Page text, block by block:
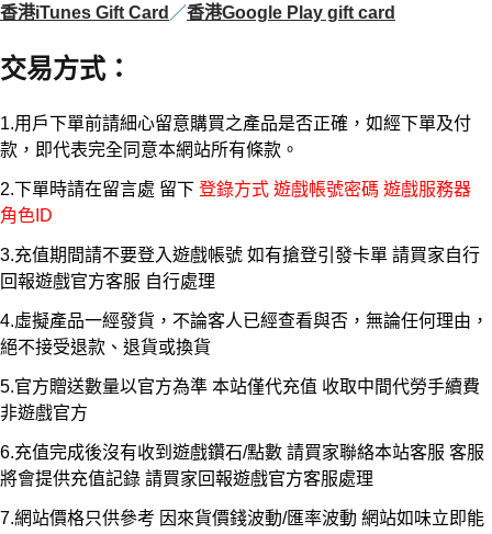
香港iTunes Gift Card ／香港Google Play gift card
交易方式：
1.用戶下單前請細心留意購買之產品是否正確，如經下單及付
款，即代表完全同意本網站所有條款。
2.下單時請在留言處 留下 登錄方式 遊戲帳號密碼 遊戲服務器
角色ID
3.充值期間請不要登入遊戲帳號 如有搶登引發卡單 請買家自行
回報遊戲官方客服 自行處理
4.虛擬產品一經發貨，不論客人已經查看與否，無論任何理由，
絕不接受退款、退貨或換貨
5.官方贈送數量以官方為準 本站僅代充值 收取中間代勞手續費
非遊戲官方
6.充值完成後沒有收到遊戲鑽石/點數 請買家聯絡本站客服 客服
將會提供充值記錄 請買家回報遊戲官方客服處理
7.網站價格只供參考 因來貨價錢波動/匯率波動 網站如味立即能